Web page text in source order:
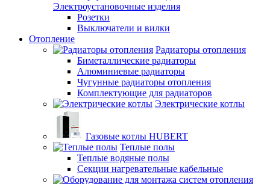
Электроустановочные изделия
Розетки
Выключатели и вилки
Отопление
Радиаторы отопления
Биметаллические радиаторы
Алюминиевые радиаторы
Чугунные радиаторы отопления
Комплектующие для радиаторов
Электрические котлы
Газовые котлы HUBERT
Теплые полы
Теплые водяные полы
Секции нагревательные кабельные